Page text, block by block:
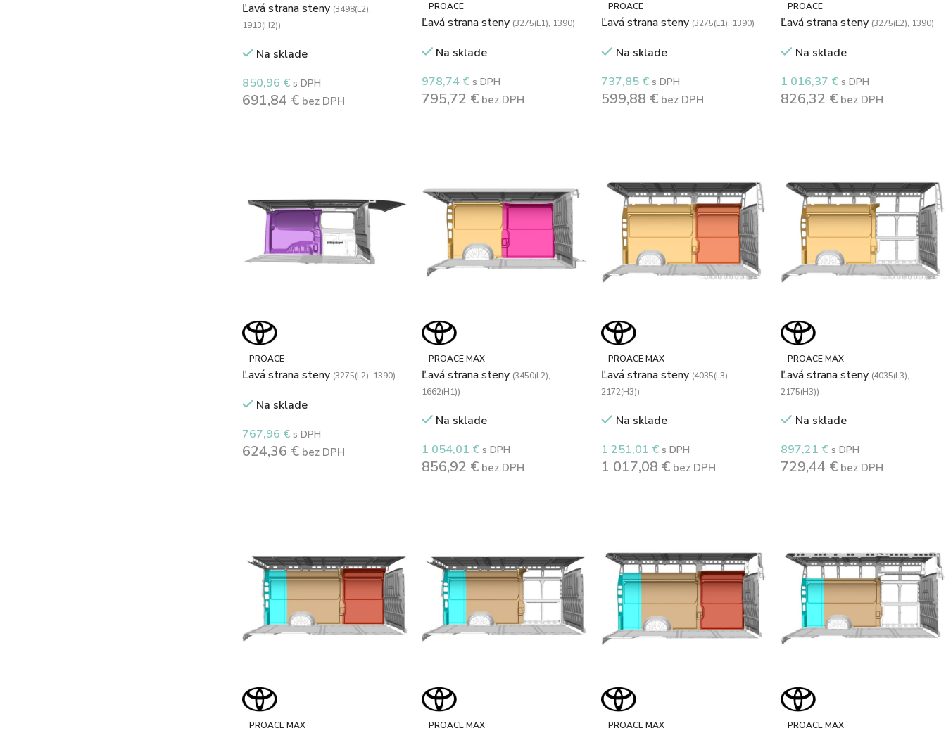
Ľavá strana steny (3498(L2),
1913(H2))
Na sklade
850,96 € s DPH
691,84 €bez DPH
PROACE
Ľavá strana steny (3275(L1), 1390)
Na sklade
978,74 € s DPH
795,72 €bez DPH
PROACE
Ľavá strana steny (3275(L1), 1390)
Na sklade
737,85 € s DPH
599,88 €bez DPH
PROACE
Ľavá strana steny (3275(L2), 1390)
Na sklade
1 016,37 € s DPH
826,32 €bez DPH
PROACE
Ľavá strana steny (3275(L2), 1390)
Na sklade
767,96 € s DPH
624,36 €bez DPH
PROACE MAX
Ľavá strana steny (3450(L2),
1662(H1))
Na sklade
1 054,01 € s DPH
856,92 €bez DPH
PROACE MAX
Ľavá strana steny (4035(L3),
2172(H3))
Na sklade
1 251,01 € s DPH
1 017,08 €bez DPH
PROACE MAX
Ľavá strana steny (4035(L3),
2175(H3))
Na sklade
897,21 € s DPH
729,44 €bez DPH
PROACE MAX PROACE MAX PROACE MAX PROACE MAX